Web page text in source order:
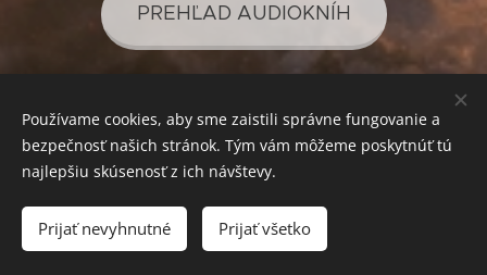
PREHĽAD AUDIOKNÍH
PREHĽAD PODCASTOV
SVETLO PRE VAŠE POZNANIE
Používame cookies, aby sme zaistili správne fungovanie a
bezpečnosť našich stránok. Tým vám môžeme poskytnúť tú
najlepšiu skúsenosť z ich návštevy.
Prijať nevyhnutné Prijať všetko